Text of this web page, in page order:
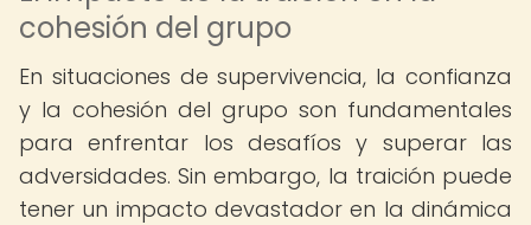
cohesión del grupo
En situaciones de supervivencia, la confianza
y la cohesión del grupo son fundamentales
para enfrentar los desafíos y superar las
adversidades. Sin embargo, la traición puede
tener un impacto devastador en la dinámica